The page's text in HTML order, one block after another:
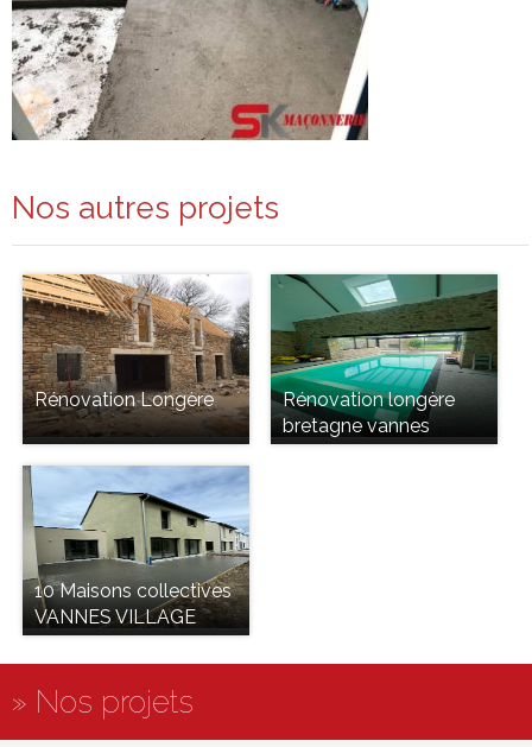
Nos autres projets
Rénovation Longère
Rénovation longère
bretagne vannes
10 Maisons collectives
VANNES VILLAGE
» Nos projets